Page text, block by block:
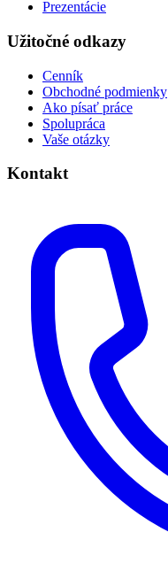
Prezentácie
Užitočné odkazy
Cenník
Obchodné podmienky
Ako písať práce
Spolupráca
Vaše otázky
Kontakt